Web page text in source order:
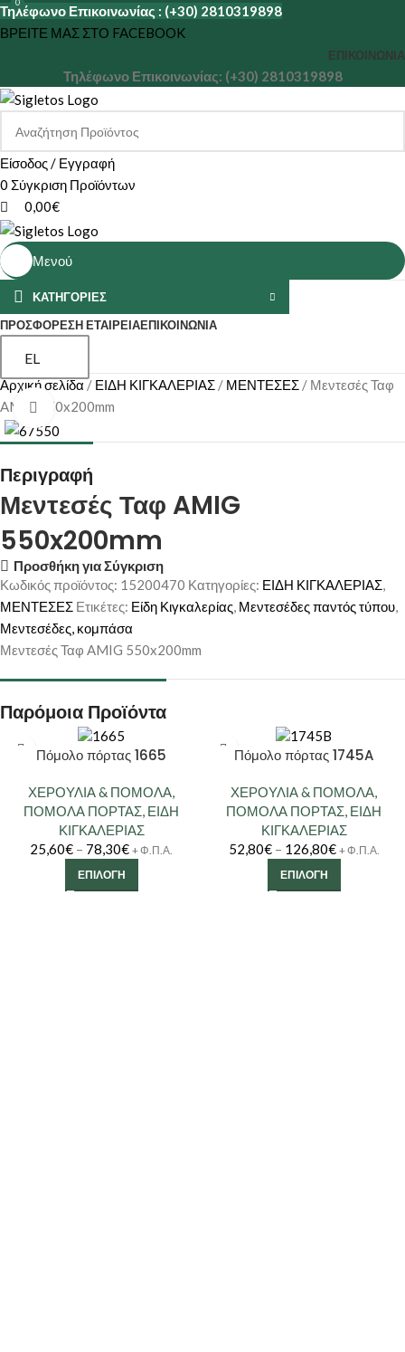
Τηλέφωνο Επικοινωνίας : (+30) 2810319898
ΒΡΕΙΤΕ ΜΑΣ ΣΤΟ FACEBOOK
ΕΠΙΚΟΙΝΩΝΊΑ
Τηλέφωνο Επικοινωνίας: (+30) 2810319898
Είσοδος / Εγγραφή
0 Σύγκριση Προϊόντων
0
0,00€
Μενού
ΚΑΤΗΓΟΡΙΕΣ
ΠΡΟΣΦΟΡΕΣΗ ΕΤΑΙΡΕΊΑΕΠΙΚΟΙΝΩΝΊΑ
EL
Αρχική σελίδα ΕΙΔΗ ΚΙΓΚΑΛΕΡΙΑΣ ΜΕΝΤΕΣΕΣ
Μεντεσές Ταφ
AMIG 550x200mm
Κάντε κλικ για μεγέθυνση
Περιγραφή
Μεντεσές Ταφ AMIG
550x200mm
Προσθήκη για Σύγκριση
Κωδικός προϊόντος: 15200470 Κατηγορίες: ΕΙΔΗ ΚΙΓΚΑΛΕΡΙΑΣ,
ΜΕΝΤΕΣΕΣ Ετικέτες: Είδη Κιγκαλερίας, Μεντεσέδες παντός τύπου,
Μεντεσέδες, κομπάσα
Μεντεσές Ταφ AMIG 550x200mm
Παρόμοια Προϊόντα
Πόμολο πόρτας 1665
ΧΕΡΟΥΛΙΑ & ΠΟΜΟΛΑ
ΠΟΜΟΛΑ ΠΟΡΤΑΣ ΕΙΔΗ
ΚΙΓΚΑΛΕΡΙΑΣ
25,60€ – 78,30€ + Φ.Π.Α.
ΕΠΙΛΟΓΉ
Πόμολο πόρτας 1745A
ΧΕΡΟΥΛΙΑ & ΠΟΜΟΛΑ
ΠΟΜΟΛΑ ΠΟΡΤΑΣ ΕΙΔΗ
ΚΙΓΚΑΛΕΡΙΑΣ
52,80€ – 126,80€ + Φ.Π.Α.
ΕΠΙΛΟΓΉ